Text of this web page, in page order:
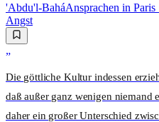
'Abdu'l-BaháAnsprachen in Paris
Angst
„
Die göttliche Kultur indessen
daß außer ganz wenigen niemand
daher ein großer Unterschied